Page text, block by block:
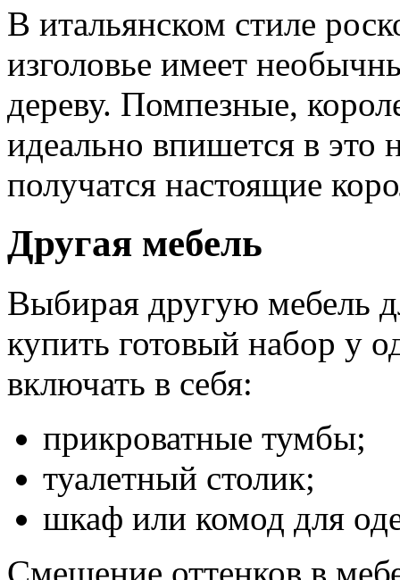
В итальянском стиле
изголовье имеет
дереву. Помпезные,
идеально впишется в это
получатся настоящие
Другая мебель
Выбирая другую мебель
купить готовый набор у
включать в себя:
прикроватные тумбы;
туалетный столик;
шкаф или комод для